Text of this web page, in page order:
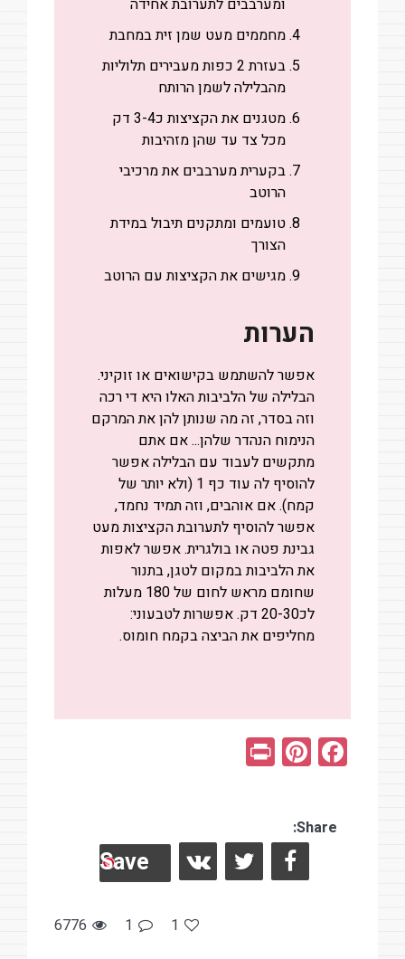
מחממים מעט שמן זית במחבת
בעזרת 2 כפות מעבירים תלוליות
מהבלילה לשמן הרותח
מטגנים את הקציצות כ3-4 דק
מכל צד עד שהן מזהיבות
בקערית מערבבים את מרכיבי
הרוטב
טועמים ומתקנים תיבול במידת
הצורך
מגישים את הקציצות עם הרוטב
הערות
אפשר להשתמש בקישואים או זוקיני.
הבלילה של הלביבות האלו היא די רכה
וזה בסדר, זה מה שנותן להן את המרקם
הנימוח הנהדר שלהן... אם אתם
מתקשים לעבוד עם הבלילה אפשר
להוסיף לה עוד כף 1 (ולא יותר של
קמח).אם אוהבים, וזה תמיד נחמד,
אפשר להוסיף לתערובת הקציצות מעט
גבינת פטה או בולגרית.אפשר לאפות
את הלביבות במקום לטגן, בתנור
שחומם מראש לחום של 180 מעלות
לכ20-30 דק.
אפשרות לטבעוני:
מחליפים את הביצה בקמח חומוס.
F
a
b
o
Pi
nt
es Share:
Save
6776 1 1